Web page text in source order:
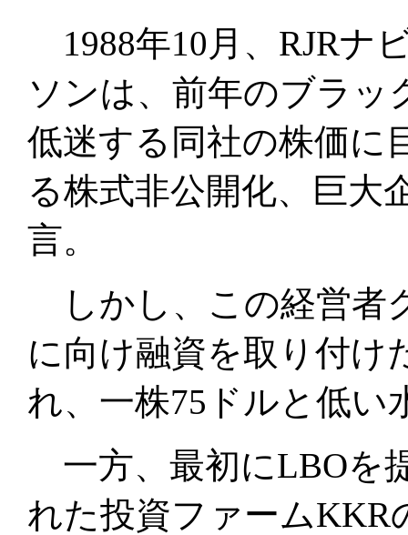
1988年10月、RJRナ
ソンは、前年のブラッ
低迷する同社の株価に
る株式非公開化、巨大
言。
しかし、この経営者
に向け融資を取り付け
れ、一株75ドルと低い
一方、最初にLBOを
れた投資ファームKKR